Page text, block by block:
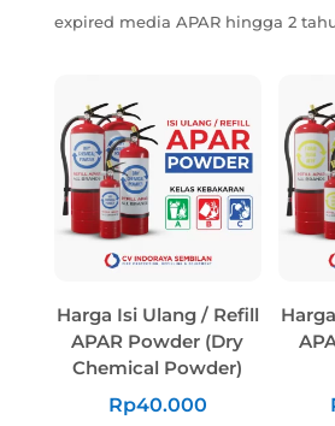
expired media APAR hingga 2
Harga Isi Ulang / Refill
APAR Powder (Dry
Chemical Powder)
Rp40.000